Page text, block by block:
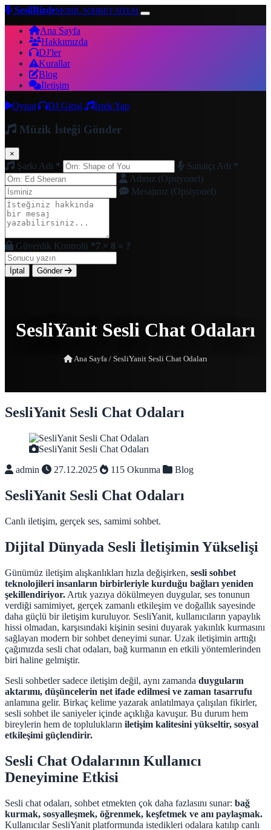
SesliBizdeMOBİL SOHBET SİTESİ
Ana Sayfa
Hakkımızda
DJ'ler
Kurallar
Blog
İletişim
Oynat
DJ Girişi İstek Yap
Müzik İsteği Gönder
×
Şarkı Adı * Sanatçı Adı *
Adınız (Opsiyonel)
Mesajınız (Opsiyonel)
Güvenlik Kontrolü *7 × 8 = ?
İptal Gönder
SesliYanit Sesli Chat Odaları
Ana Sayfa / SesliYanit Sesli Chat Odaları
SesliYanit Sesli Chat Odaları
SesliYanit Sesli Chat Odaları
admin
27.12.2025 115 Okunma Blog
SesliYanit Sesli Chat Odaları
Canlı iletişim, gerçek ses, samimi sohbet.
Dijital Dünyada Sesli İletişimin Yükselişi
Günümüz iletişim alışkanlıkları hızla değişirken, sesli sohbet
teknolojileri insanların birbirleriyle kurduğu bağları yeniden
şekillendiriyor. Artık yazıya dökülmeyen duygular, ses tonunun
verdiği samimiyet, gerçek zamanlı etkileşim ve doğallık sayesinde
daha güçlü bir iletişim kuruluyor. SesliYanit, kullanıcıların yapaylık
hissi olmadan, karşısındaki kişinin sesini duyarak yakınlık kurmasını
sağlayan modern bir sohbet deneyimi sunar. Uzak iletişimin arttığı
çağımızda sesli chat odaları, bağ kurmanın en etkili yöntemlerinden
biri haline gelmiştir.
Sesli sohbetler sadece iletişim değil, aynı zamanda duyguların
aktarımı, düşüncelerin net ifade edilmesi ve zaman tasarrufu
anlamına gelir. Birkaç kelime yazarak anlatılmaya çalışılan fikirler,
sesli sohbet ile saniyeler içinde açıklığa kavuşur. Bu durum hem
bireylerin hem de toplulukların iletişim kalitesini yükseltir, sosyal
etkileşimi güçlendirir.
Sesli Chat Odalarının Kullanıcı
Deneyimine Etkisi
Sesli chat odaları, sohbet etmekten çok daha fazlasını sunar: bağ
kurmak, sosyalleşmek, öğrenmek, keşfetmek ve anı paylaşmak.
Kullanıcılar SesliYanit platformunda istedikleri odalara katılıp canlı